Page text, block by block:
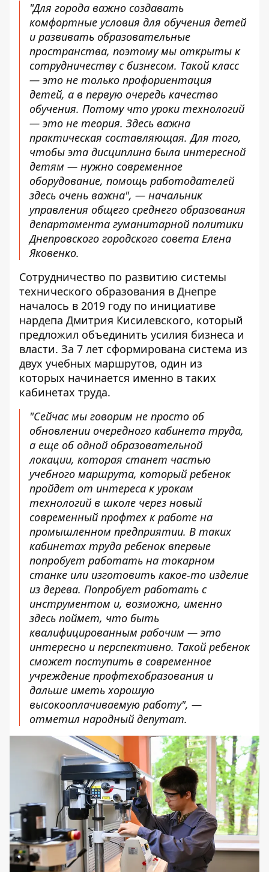
"Для города важно создавать
комфортные условия для обучения детей
и развивать образовательные
пространства, поэтому мы открыты к
сотрудничеству с бизнесом. Такой класс
— это не только профориентация
детей, а в первую очередь качество
обучения. Потому что уроки технологий
— это не теория. Здесь важна
практическая составляющая. Для того,
чтобы эта дисциплина была интересной
детям — нужно современное
оборудование, помощь работодателей
здесь очень важна", — начальник
управления общего среднего образования
департамента гуманитарной политики
Днепровского городского совета Елена
Яковенко.
Сотрудничество по развитию системы
технического образования в Днепре
началось в 2019 году по инициативе
нардепа Дмитрия Кисилевского, который
предложил объединить усилия бизнеса и
власти. За 7 лет сформирована система из
двух учебных маршрутов, один из
которых начинается именно в таких
кабинетах труда.
"Сейчас мы говорим не просто об
обновлении очередного кабинета труда,
а еще об одной образовательной
локации, которая станет частью
учебного маршрута, который ребенок
пройдет от интереса к урокам
технологий в школе через новый
современный профтех к работе на
промышленном предприятии. В таких
кабинетах труда ребенок впервые
попробует работать на токарном
станке или изготовить какое-то изделие
из дерева. Попробует работать с
инструментом и, возможно, именно
здесь поймет, что быть
квалифицированным рабочим — это
интересно и перспективно. Такой ребенок
сможет поступить в современное
учреждение профтехобразования и
дальше иметь хорошую
высокооплачиваемую работу", —
отметил народный депутат.